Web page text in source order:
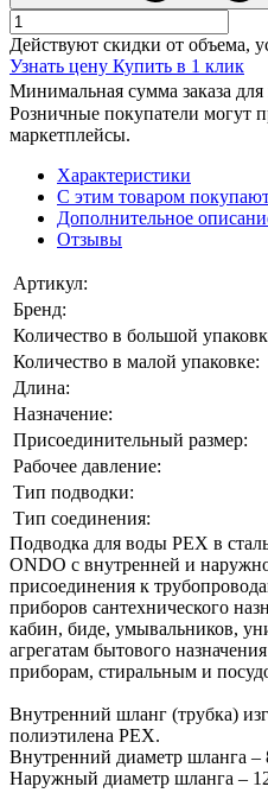
Действуют скидки от объема,
Узнать цену Купить в 1 клик
Минимальная сумма заказа
Розничные покупатели могут
маркетплейсы.
Характеристики
С этим товаром
Дополнительное
Отзывы
Артикул:
Бренд:
Количество в большой
Количество в малой упаковке:
Длина:
Назначение:
Присоединительный размер:
Рабочее давление:
Тип подводки:
Тип соединения:
Подводка для воды PEX в
ONDO с внутренней и
присоединения к
приборов сантехнического
кабин, биде, умывальников,
агрегатам бытового
приборам, стиральным и
Внутренний шланг (трубка)
полиэтилена PEX.
Внутренний диаметр шланга
Наружный диаметр шланга –